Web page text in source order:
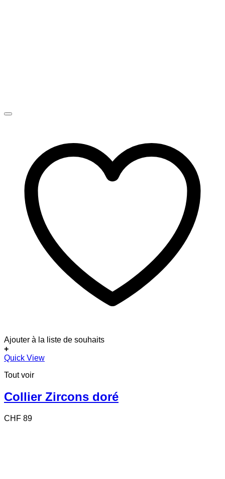
Ajouter à la liste de souhaits
+
Quick View
Tout voir
Collier Zircons doré
CHF 89